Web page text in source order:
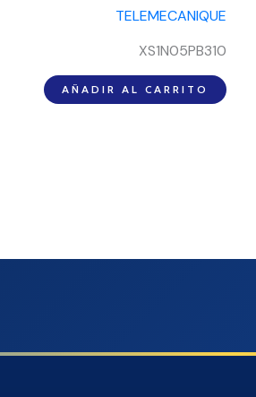
XS1N05PB310
AÑADIR AL CARRITO